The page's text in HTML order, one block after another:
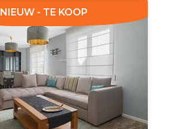
NIEUW - TE KOOP